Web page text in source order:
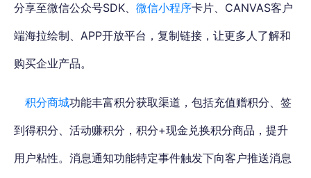
分享至微信公众号SDK、 微信小程序卡片、CANVAS客户
端海拉绘制、APP开放平台，复制链接，让更多人了解和
购买企业产品。
积分商城功能丰富积分获取渠道， 包括充值赠积分、签
到得积分、活动赚积分， 积分+现金兑换积分商品，提升
用户粘性。消息通知功能特定事件触发下向客户推送消息